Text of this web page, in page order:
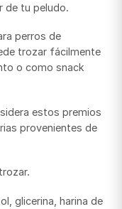
de tu peludo.
perros de
trozar fácilmente
o como snack
estos premios
provenientes de
glicerina, harina de